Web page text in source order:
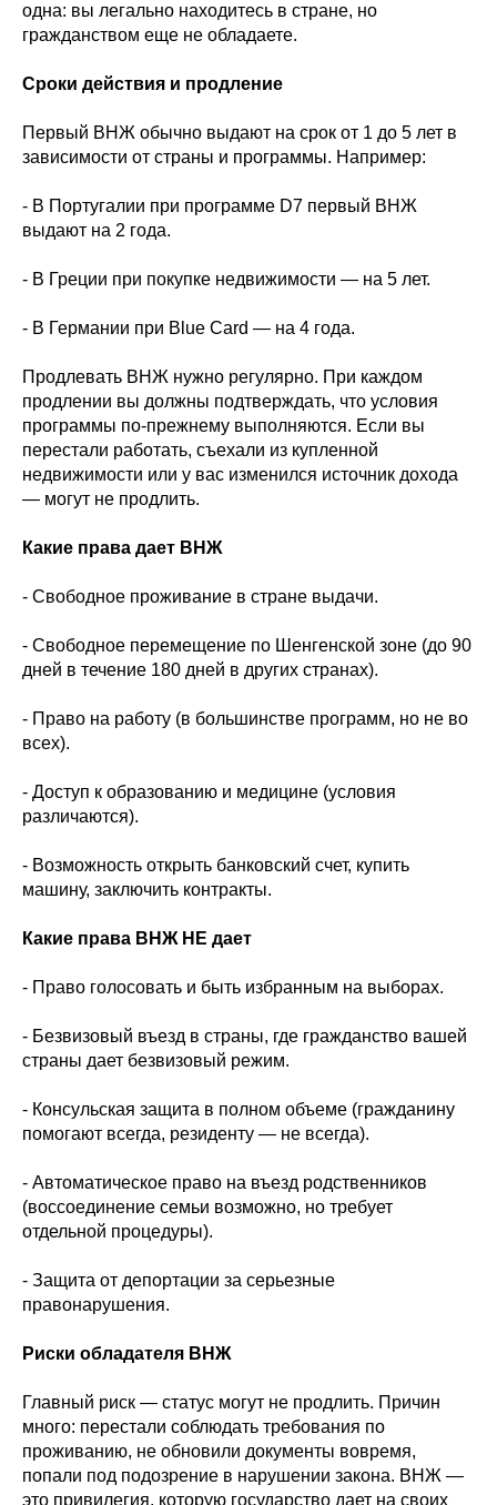
одна: вы легально находитесь в стране, но
гражданством еще не обладаете.
Сроки действия и продление
Первый ВНЖ обычно выдают на срок от 1 до 5 лет в
зависимости от страны и программы. Например:
- В Португалии при программе D7 первый ВНЖ
выдают на 2 года.
- В Греции при покупке недвижимости — на 5 лет.
- В Германии при Blue Card — на 4 года.
Продлевать ВНЖ нужно регулярно. При каждом
продлении вы должны подтверждать, что условия
программы по-прежнему выполняются. Если вы
перестали работать, съехали из купленной
недвижимости или у вас изменился источник дохода
— могут не продлить.
Какие права дает ВНЖ
- Свободное проживание в стране выдачи.
- Свободное перемещение по Шенгенской зоне (до 90
дней в течение 180 дней в других странах).
- Право на работу (в большинстве программ, но не во
всех).
- Доступ к образованию и медицине (условия
различаются).
- Возможность открыть банковский счет, купить
машину, заключить контракты.
Какие права ВНЖ НЕ дает
- Право голосовать и быть избранным на выборах.
- Безвизовый въезд в страны, где гражданство вашей
страны дает безвизовый режим.
- Консульская защита в полном объеме (гражданину
помогают всегда, резиденту — не всегда).
- Автоматическое право на въезд родственников
(воссоединение семьи возможно, но требует
отдельной процедуры).
- Защита от депортации за серьезные
правонарушения.
Риски обладателя ВНЖ
Главный риск — статус могут не продлить. Причин
много: перестали соблюдать требования по
проживанию, не обновили документы вовремя,
попали под подозрение в нарушении закона. ВНЖ —
это привилегия, которую государство дает на своих